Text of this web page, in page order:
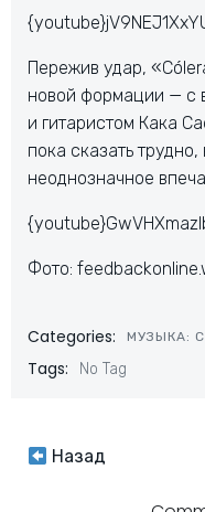
Пережив удар,
новой формации — с
и гитаристом Кака
пока сказать
неоднозначное
Фото:
Categories: МУЗЫКА:
Tags: No Tag
Навигация
Назад